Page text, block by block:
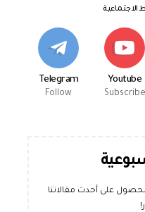
الاجتماعية
Youtube
Subscribe
Telegram
Follow
على أحدث مقالاتنا